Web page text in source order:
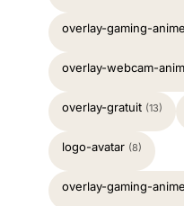
overlay-gaming-
overlay-webcam-
overlay-gratuit (13)
logo-avatar (8)
overlay-gaming-